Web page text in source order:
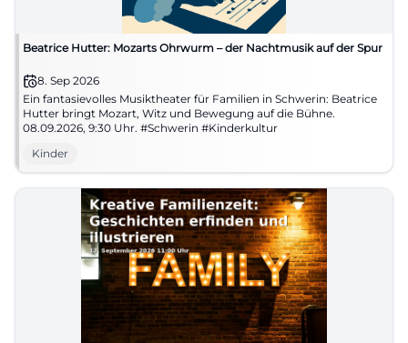
Beatrice Hutter: Mozarts Ohrwurm – der Nachtmusik auf der Spur
8. Sep 2026
Ein fantasievolles Musiktheater für Familien in Schwerin: Beatrice
Hutter bringt Mozart, Witz und Bewegung auf die Bühne.
08.09.2026, 9:30 Uhr. #Schwerin #Kinderkultur
Kinder